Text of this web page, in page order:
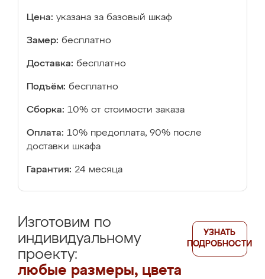
Цена: указана за базовый шкаф
Замер: бесплатно
Доставка: бесплатно
Подъём: бесплатно
Сборка: 10% от стоимости заказа
Оплата: 10% предоплата, 90% после
доставки шкафа
Гарантия: 24 месяца
Изготовим по
индивидуальному
проекту:
любые размеры, цвета
УЗНАТЬ
ПОДРОБНОСТИ